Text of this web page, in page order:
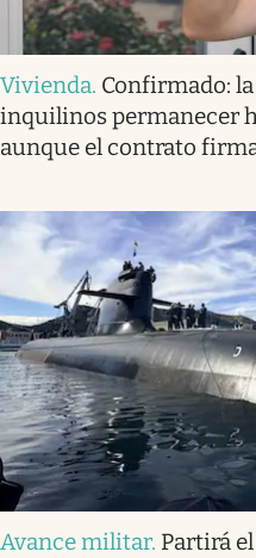
Vivienda. Confirmado:
inquilinos permanecer
aunque el contrato
Avance militar. Partirá